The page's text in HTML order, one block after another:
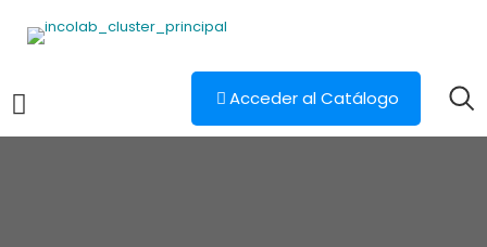
Acceder al Catálogo